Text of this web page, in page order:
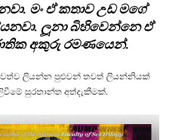
මං ඒ කතාව උඩ මගේ
ලූනා බිහිවෙන්නෙ ඒ
අකුරු රමණයෙන්.
ලියන්න පුළුවන් තවත් ලියන්නියක්
සුරතාන්ත අත්දැකීමක්.